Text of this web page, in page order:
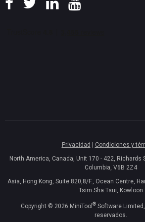
Privacidad
Condiciones y
North America, Canada, Unit 170 - 422, Richards
Columbia, V6B 2Z4
Asia, Hong Kong, Suite 820,8/F., Ocean Centre,
Tsim Sha Tsui, Kowloon
Copyright © 2026 MiniTool ® Software
reservados.